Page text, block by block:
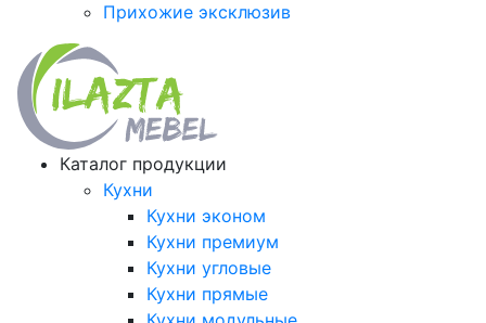
Прихожие эксклюзив
Каталог продукции
Кухни
Кухни эконом
Кухни премиум
Кухни угловые
Кухни прямые